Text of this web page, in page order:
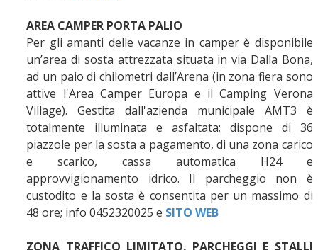
AREA CAMPER PORTA PALIO
Per gli amanti delle vacanze in camper è disponibile
un’area di sosta attrezzata situata in via Dalla Bona,
ad un paio di chilometri dall’Arena (in zona fiera sono
attive l'Area Camper Europa e il Camping Verona
Village). Gestita dall'azienda municipale AMT3 è
totalmente illuminata e asfaltata; dispone di 36
piazzole per la sosta a pagamento, di una zona carico
e scarico, cassa automatica H24 e
approvvigionamento idrico. Il parcheggio non è
custodito e la sosta è consentita per un massimo di
48 ore; info 0452320025 e SITO WEB
ZONA TRAFFICO LIMITATO, PARCHEGGI E STALLI